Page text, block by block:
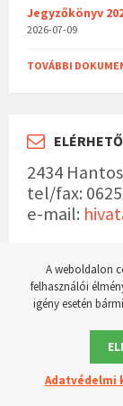
Jegyzőkönyv
2026-07-09
TOVÁBBI
2434
tel/fax:
e-mail:
© 2023 Hantos
A weboldalon
felhasználói
igény esetén
Adatvédelmi